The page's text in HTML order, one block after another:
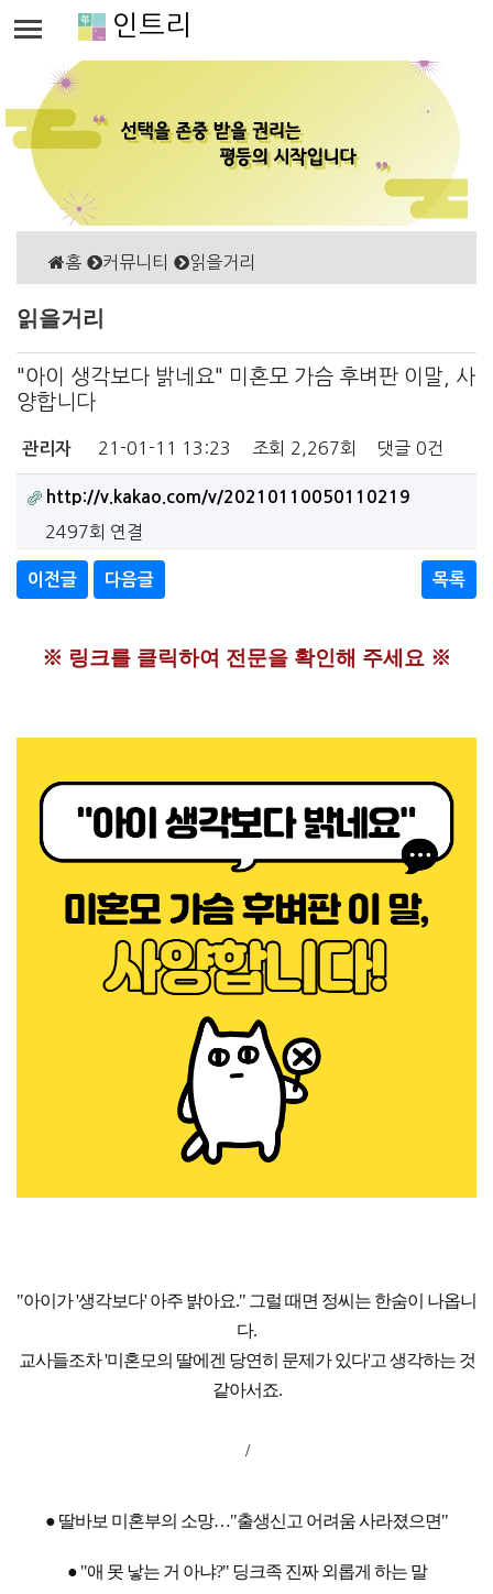
인트리
홈 커뮤니티 읽을거리
읽을거리
"아이 생각보다 밝네요" 미혼모 가슴 후벼판 이말, 사
양합니다
관리자 21-01-11 13:23 조회 2,267회 댓글 0건
http://v.kakao.com/v/20210110050110219
2497회 연결
이전글 다음글 목록
※ 링크를 클릭하여 전문을 확인해 주세요 ※
"아이가 '생각보다' 아주 밝아요." 그럴 때면 정씨는 한숨이 나옵니
다.
교사들조차 '미혼모의 딸에겐 당연히 문제가 있다'고 생각하는 것
같아서죠.
/
● 딸바보 미혼부의 소망…"출생신고 어려움 사라졌으면"
● "애 못 낳는 거 아냐?" 딩크족 진짜 외롭게 하는 말